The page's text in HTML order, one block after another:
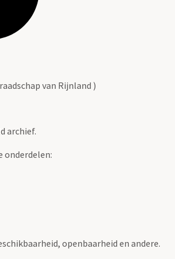
van Rijnland )
archief.
onderdelen:
openbaarheid en andere.